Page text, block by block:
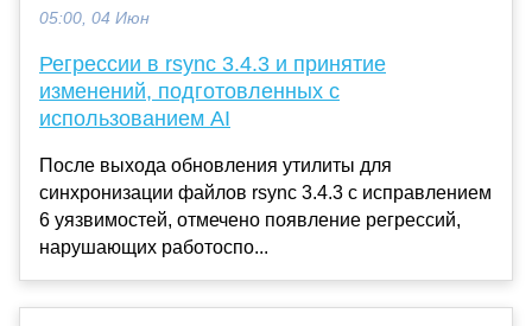
05:00, 04 Июн
Регрессии в rsync 3.4.3 и принятие
изменений, подготовленных с
использованием AI
После выхода обновления утилиты для
синхронизации файлов rsync 3.4.3 с исправлением
6 уязвимостей, отмечено появление регрессий,
нарушающих работоспо...